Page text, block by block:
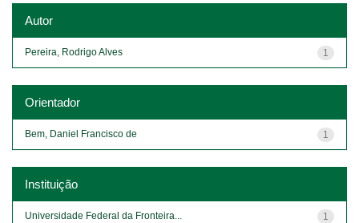
Autor
1
Pereira, Rodrigo Alves
Orientador
1
Bem, Daniel Francisco de
Instituição
1
Universidade Federal da Fronteira...